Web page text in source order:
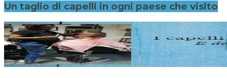
Un taglio di capelli in ogni paese che visito